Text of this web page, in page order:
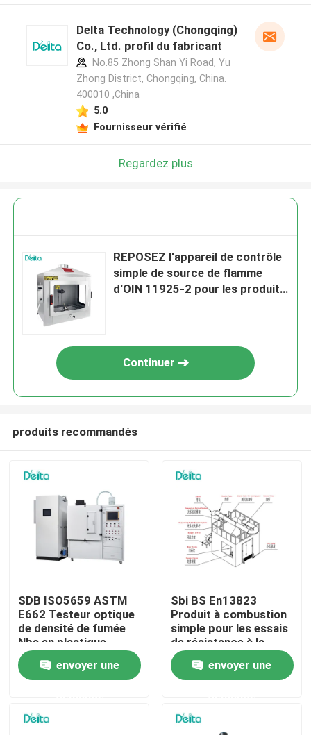
À la maison
Delta Technology (Chongqing)
Co., Ltd. profil du fabricant
No.85 Zhong Shan Yi Road, Yu
Zhong District, Chongqing, China.
400010 ,China
5.0
Fournisseur vérifié
Regardez plus
REPOSEZ l'appareil de contrôle
simple de source de flamme
d'OIN 11925-2 pour les produits
Continuer
produits recommandés
SDB ISO5659 ASTM
E662 Testeur optique
de densité de fumée
Nbs en plastique
envoyer une
Sbi BS En13823
Produit à combustion
simple pour les essais
de résistance à la
flamme
envoyer une